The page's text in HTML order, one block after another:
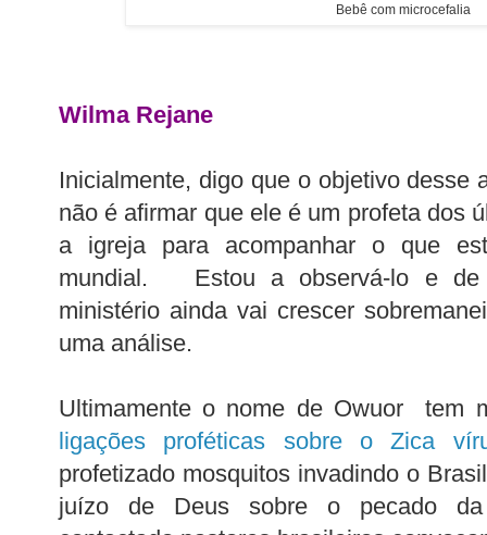
Bebê com microcefalia
Wilma Rejane
Inicialmente, digo que o objetivo desse
não é afirmar que ele é um profeta dos
a igreja para acompanhar o que
mundial. Estou a observá-lo e de
ministério ainda vai crescer
uma análise.
Ultimamente o nome de Owuor tem
ligações proféticas sobre o Zica
profetizado mosquitos invadindo o
juízo de Deus sobre o pecado da